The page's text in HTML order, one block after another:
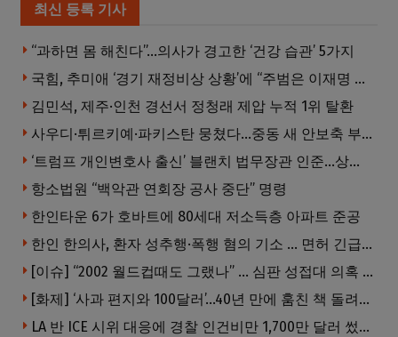
최신 등록 기사
“과하면 몸 해친다”…의사가 경고한 ‘건강 습관’ 5가지
국힘, 추미애 ‘경기 재정비상 상황’에 “주범은 이재명 전 지사”
김민석, 제주·인천 경선서 정청래 제압 누적 1위 탈환
사우디·튀르키예·파키스탄 뭉쳤다…중동 새 안보축 부상하나
‘트럼프 개인변호사 출신’ 블랜치 법무장관 인준…상원 50대49 가결
항소법원 “백악관 연회장 공사 중단” 명령
한인타운 6가 호바트에 80세대 저소득층 아파트 준공
한인 한의사, 환자 성추행·폭행 혐의 기소 … 면허 긴급정지
[이슈] “2002 월드컵때도 그랬나” … 심판 성접대 의혹 해외로 일파만파, 4강 신화까지 불똥
[화제] ‘사과 편지와 100달러’…40년 만에 훔친 책 돌려준 절도범
LA 반 ICE 시위 대응에 경찰 인건비만 1,700만 달러 썼다.